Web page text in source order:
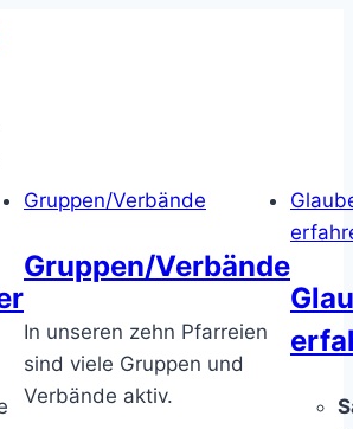
Gruppen/Verbände
Gruppen/Verbände
In unseren zehn Pfarreien
sind viele Gruppen und
Verbände aktiv.